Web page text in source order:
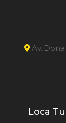
Av. Dona
Loca